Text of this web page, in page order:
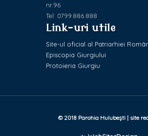
nr.96
Tel: 0799.886.888
Link-uri utile
Site-ul oficial al Patriarhiei
Episcopia Giurgiului
Protoieria Giurgiu
© 2018 Parohia Hulubești | site